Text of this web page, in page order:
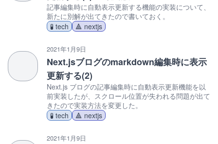
記事編集時に自動表示更新する機能の実装について、
新たに別解が出てきたので書いておく。
🧪 tech
🔺 nextjs
2021年1月9日
Next.jsブログのmarkdown編集時に表示
更新する(2)
Next.js ブログの記事編集時に自動表示更新機能を以
前実装したが、スクロール位置が失われる問題が出て
きたので実装方法を変更した。
🧪 tech
🔺 nextjs
2021年1月9日